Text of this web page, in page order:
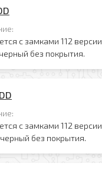
с замками 112 версии
без покрытия.
с замками 112 версии
без покрытия.